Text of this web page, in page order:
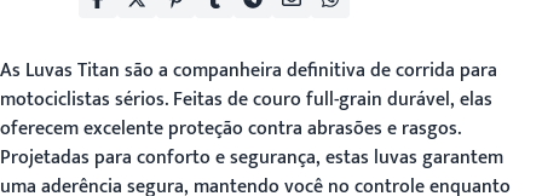
As Luvas Titansão a companheira definitiva de corrida para
motociclistas sérios. Feitas de couro full-grain durável, elas
oferecem excelente proteção contra abrasões e rasgos.
Projetadas para conforto e segurança, estas luvas garantem
uma aderência segura, mantendo você no controle enquanto